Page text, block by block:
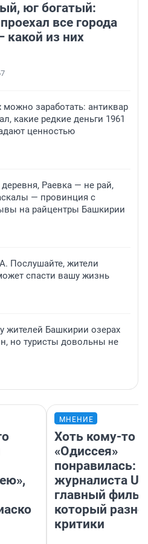
юг богатый:
все города
какой из них
можно заработать: антиквар
какие редкие деньги 1961
ценностью
Раевка — не рай,
— провинция с
на райцентры Башкирии
Послушайте, жители
спасти вашу жизнь
жителей Башкирии озерах
но туристы довольны не
МНЕНИЕ
Хоть кому-то
«Одиссея»
понравилась:
журналиста
главный
который
критики